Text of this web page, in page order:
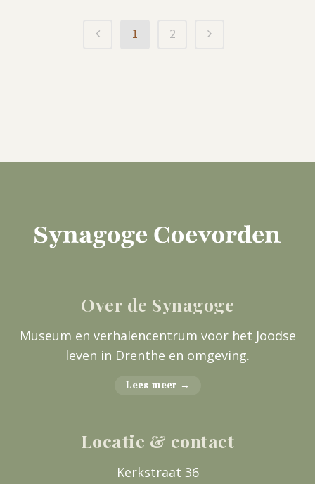
1 2
Over de Synagoge
Museum en verhalencentrum voor het Joodse
leven in Drenthe en omgeving.
Lees meer →
Locatie & contact
Kerkstraat 36